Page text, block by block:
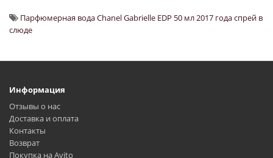
Парфюмерная вода Chanel Gabrielle EDP 50 мл 2017 года спрей в
слюде
Информация
Отзывы о нас
Доставка и оплата
Контакты
Возврат
Покупка на Avito